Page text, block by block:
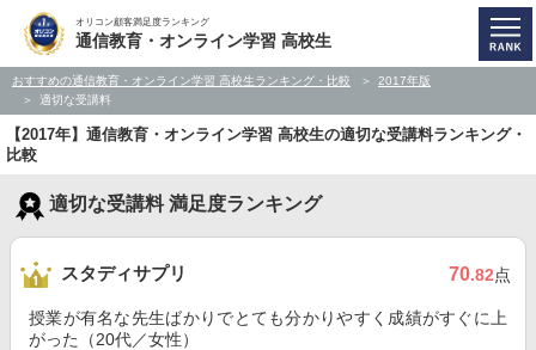
オリコン顧客満足度ランキング
通信教育・オンライン学習 高校生
おすすめの通信教育・オンライン学習 高校生ランキング・比較
2017年版
適切な受講料
【2017年】通信教育・オンライン学習 高校生の適切な受講料ランキング・
比較
適切な受講料 満足度ランキング
スタディサプリ 70.82点
授業が有名な先生ばかりでとても分かりやすく成績がすぐに上
がった（20代／女性）